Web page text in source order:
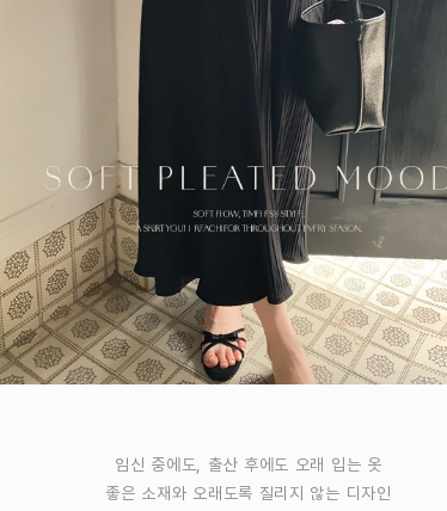
임신 중에도, 출산 후에도 오래 입는 옷
좋은 소재와 오래도록 질리지 않는 디자인